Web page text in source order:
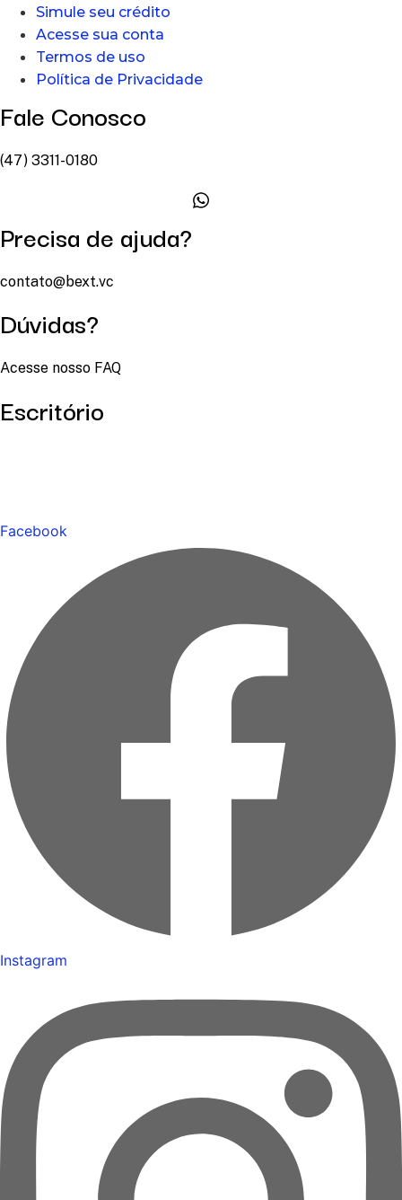
Simule seu crédito
Acesse sua conta
Termos de uso
Política de Privacidade
Fale Conosco
(47) 3311-0180
Precisa de ajuda?
contato@bext.vc
Dúvidas?
Acesse nosso FAQ
Escritório
Facebook
Instagram